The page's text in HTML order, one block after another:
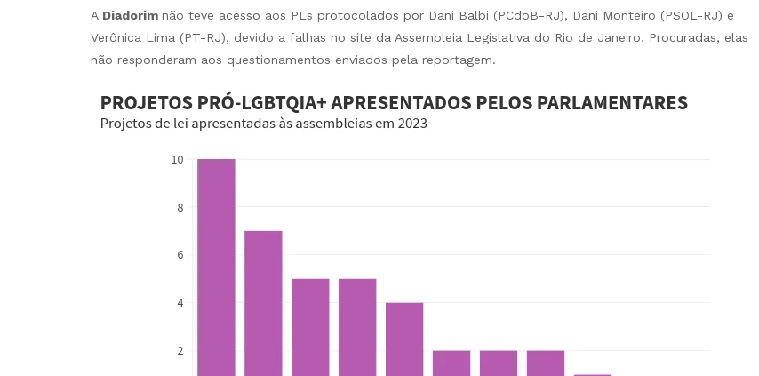
A Diadorim não teve acesso aos PLs protocolados por Dani Balbi (PCdoB-RJ), Dani Monteiro (PSOL-RJ) e
Verônica Lima (PT-RJ), devido a falhas no site da Assembleia Legislativa do Rio de Janeiro. Procuradas, elas
não responderam aos questionamentos enviados pela reportagem.